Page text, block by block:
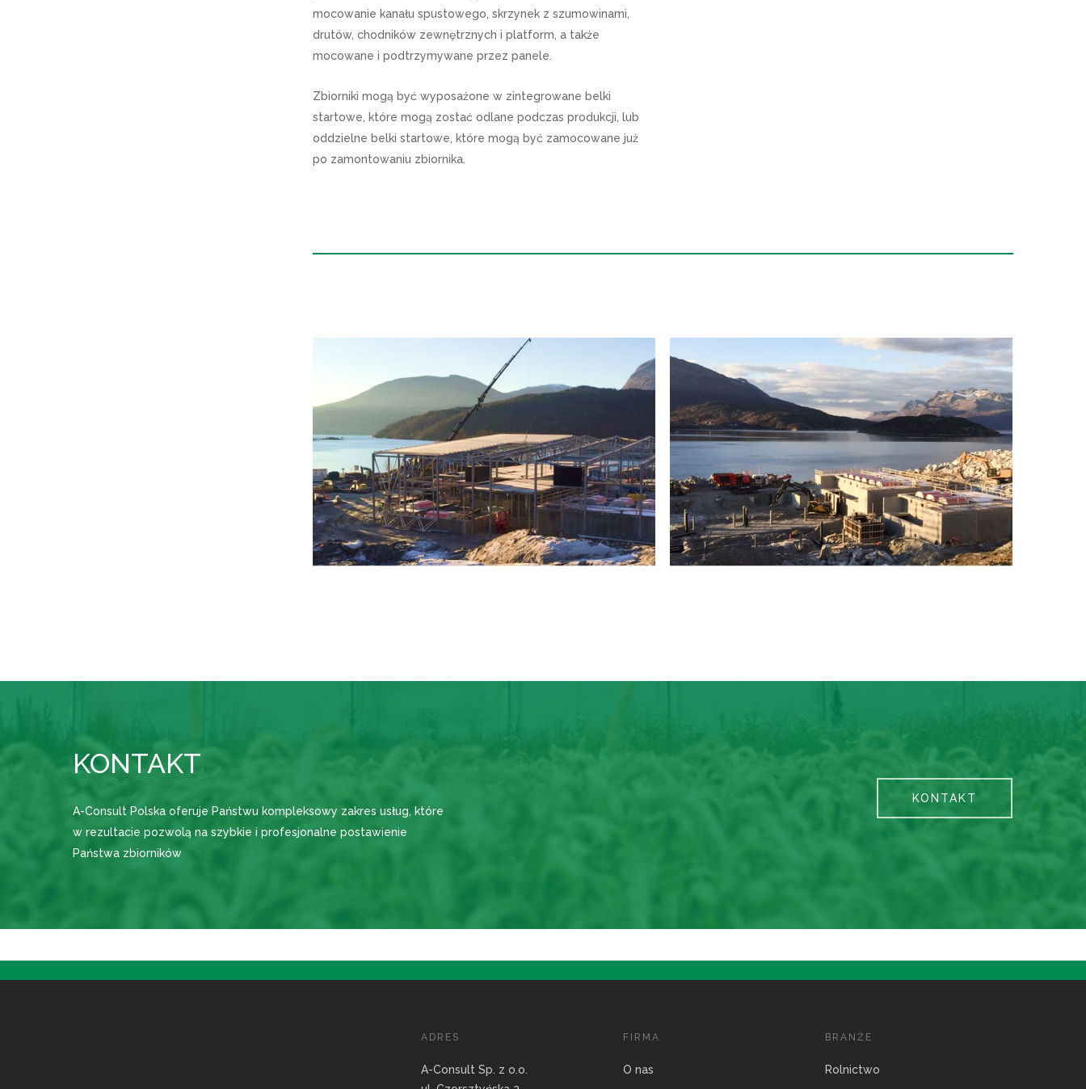
mocowanie kanału spustowego, skrzynek z szumowinami,
drutów, chodników zewnętrznych i platform, a także
mocowane i podtrzymywane przez panele.
Zbiorniki mogą być wyposażone w zintegrowane belki
startowe, które mogą zostać odlane podczas produkcji, lub
oddzielne belki startowe, które mogą być zamocowane już
po zamontowaniu zbiornika.
KONTAKT
A-Consult Polska oferuje Państwu kompleksowy zakres usług, które
w rezultacie pozwolą na szybkie i profesjonalne postawienie
Państwa zbiorników
KONTAKT
ADRES
A-Consult Sp. z o.o.
FIRMA
O nas
BRANŻE
Rolnictwo